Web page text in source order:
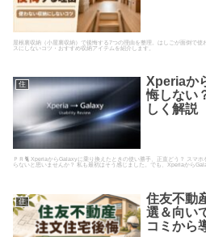
屋根裏収納（小屋裏収納）で後悔する7つの理由を整理。はしごが面倒で
スにしないコツ・おすすめ収納アイテムを紹介します。
住
Xperiaか
悔しない
しく解説
ＰＲ🐈 XperiaからGalaxyに乗り換えたときの使い勝手、正直どう？ スマ
らないと思いませんか？ 私も最初はそう感じました。でも、Xperiaから
住
住友不動
選＆向い
コミから